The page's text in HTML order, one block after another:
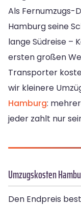
Als Fernumzugs-
Hamburg seine
lange Südreise –
ersten großen
Transporter
wir kleinere
Hamburg:
jeder zahlt nur
Umzugskosten
Den Endpreis